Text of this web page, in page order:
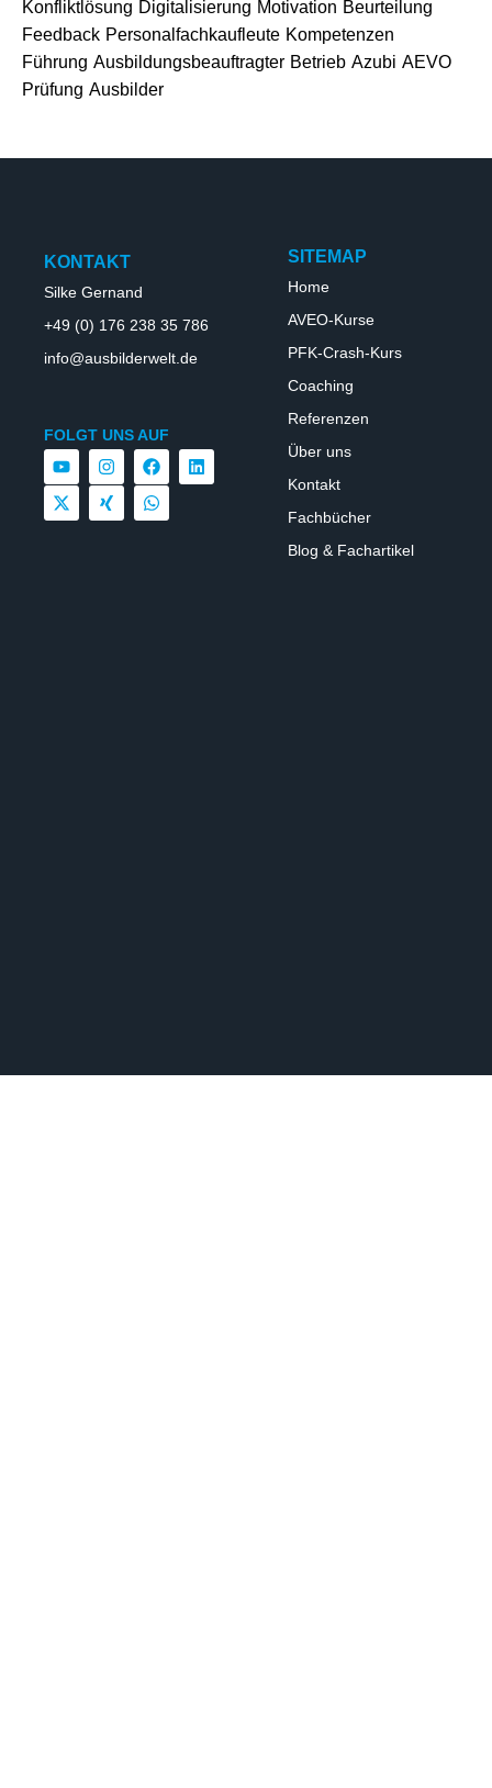
Konfliktlösung Digitalisierung Motivation Beurteilung
Feedback Personalfachkaufleute Kompetenzen
Führung Ausbildungsbeauftragter Betrieb Azubi AEVO
Prüfung Ausbilder
KONTAKT
Silke Gernand
+49 (0) 176 238 35 786
info@ausbilderwelt.de
FOLGT UNS AUF
SITEMAP
Home
AVEO-Kurse
PFK-Crash-Kurs
Coaching
Referenzen
Über uns
Kontakt
Fachbücher
Blog & Fachartikel